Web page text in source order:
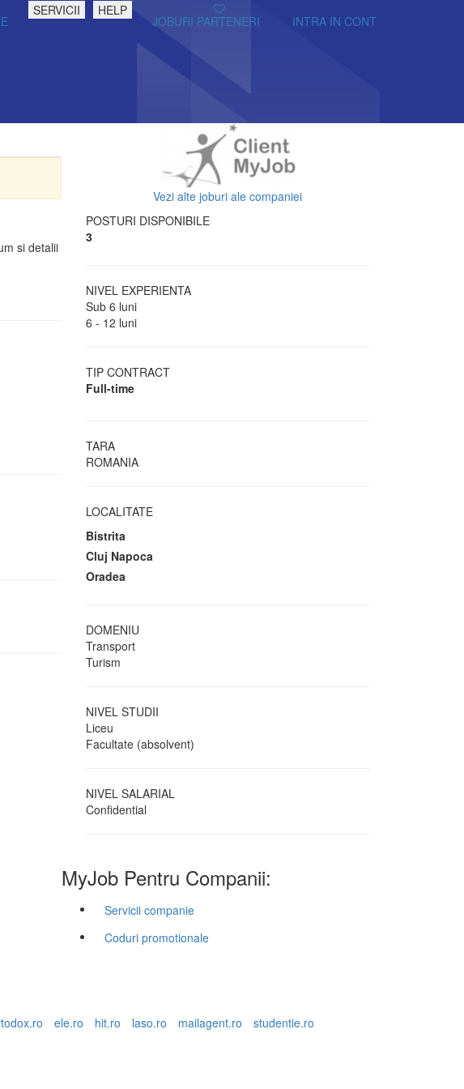
SERVICII HELP
JOBURI PARTENERI INTRA IN CONT
Vezi alte joburi ale companiei
POSTURI DISPONIBILE
3
NIVEL EXPERIENTA
Sub 6 luni
6 - 12 luni
TIP CONTRACT
Full-time
TARA
ROMANIA
LOCALITATE
Bistrita
Cluj Napoca
Oradea
DOMENIU
Transport
Turism
NIVEL STUDII
Liceu
Facultate (absolvent)
NIVEL SALARIAL
Confidential
si detalii
MyJob Pentru Companii:
Servicii companie
Coduri promotionale
ele.ro hit.ro laso.ro mailagent.ro
studentie.ro